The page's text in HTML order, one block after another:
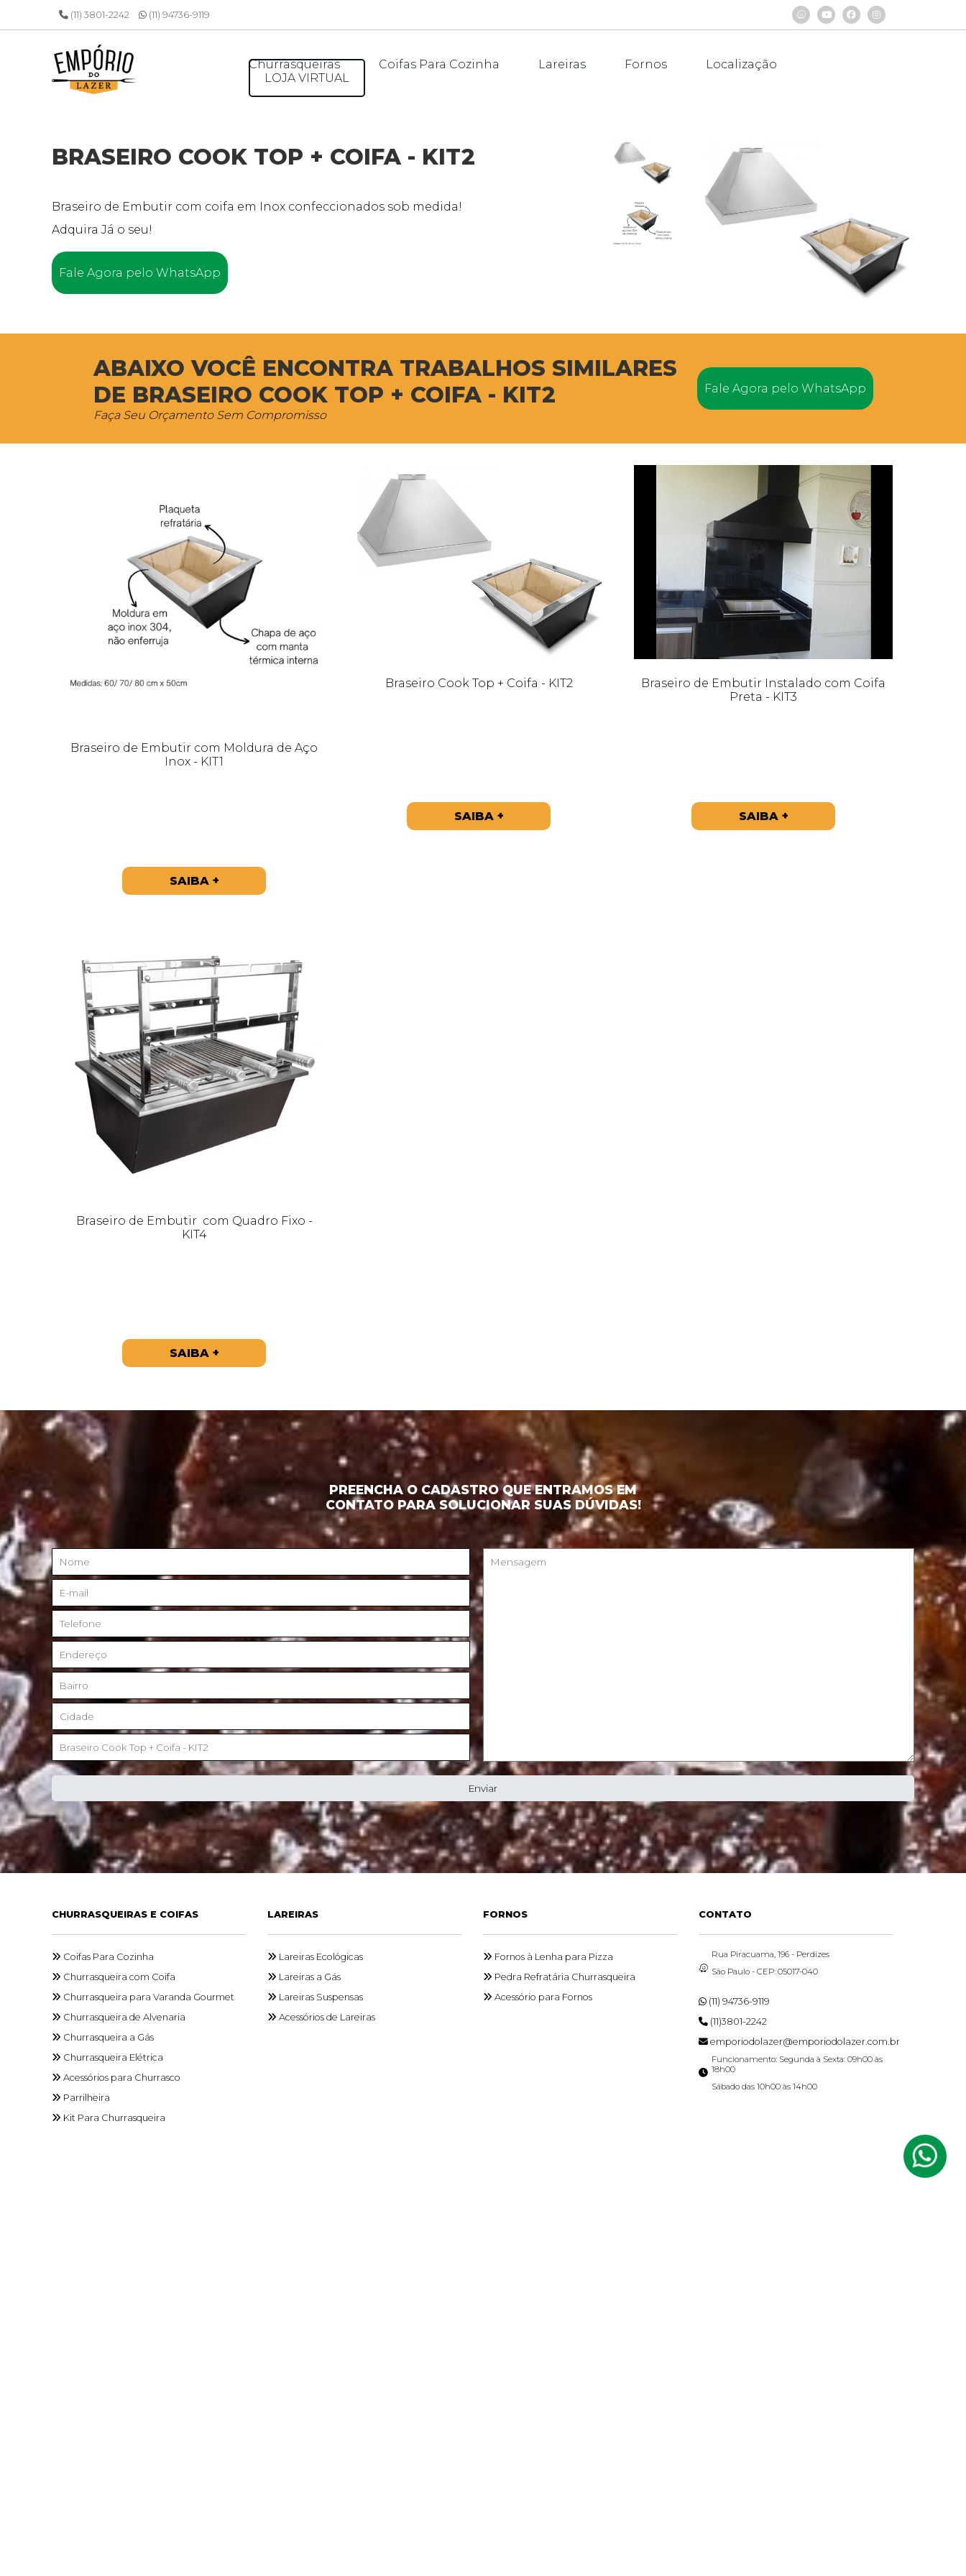
(11) 3801-2242 (11) 94736-9119
Churrasqueiras Coifas Para Cozinha Lareiras Fornos
Localização
LOJA VIRTUAL
BRASEIRO COOK TOP + COIFA - KIT2
Braseiro de Embutir com coifa em Inox confeccionados sob medida!
Adquira Já o seu!
Fale Agora pelo WhatsApp
ABAIXO VOCÊ ENCONTRA TRABALHOS SIMILARES
DE BRASEIRO COOK TOP + COIFA - KIT2
Faça Seu Orçamento Sem Compromisso
Fale Agora pelo WhatsApp
Braseiro de Embutir com Moldura de Aço
Inox - KIT1
SAIBA +
Braseiro Cook Top + Coifa - KIT2
SAIBA +
Braseiro de Embutir Instalado com Coifa
Preta - KIT3
SAIBA +
Braseiro de Embutir com Quadro Fixo -
KIT4
SAIBA +
PREENCHA O CADASTRO QUE ENTRAMOS EM
CONTATO PARA SOLUCIONAR SUAS DÚVIDAS!
Enviar
CHURRASQUEIRAS E COIFAS
Coifas Para Cozinha
Churrasqueira com Coifa
Churrasqueira para Varanda Gourmet
Churrasqueira de Alvenaria
Churrasqueira a Gás
Churrasqueira Elétrica
Acessórios para Churrasco
Parrilheira
Kit Para Churrasqueira
LAREIRAS
Lareiras Ecológicas
Lareiras a Gás
Lareiras Suspensas
Acessórios de Lareiras
FORNOS
Fornos à Lenha para Pizza
Pedra Refratária Churrasqueira
Acessório para Fornos
CONTATO
Rua Piracuama, 196 - Perdizes
Sâo Paulo - CEP: 05017-040
(11) 94736-9119
(11)3801-2242
emporiodolazer@emporiodolazer.com.br
Funcionamento: Segunda à Sexta: 09h00 às
18h00
Sábado das 10h00 às 14h00